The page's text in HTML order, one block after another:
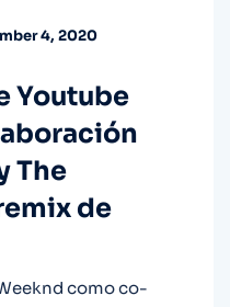
4, 2020
Youtube
The
de
como co-